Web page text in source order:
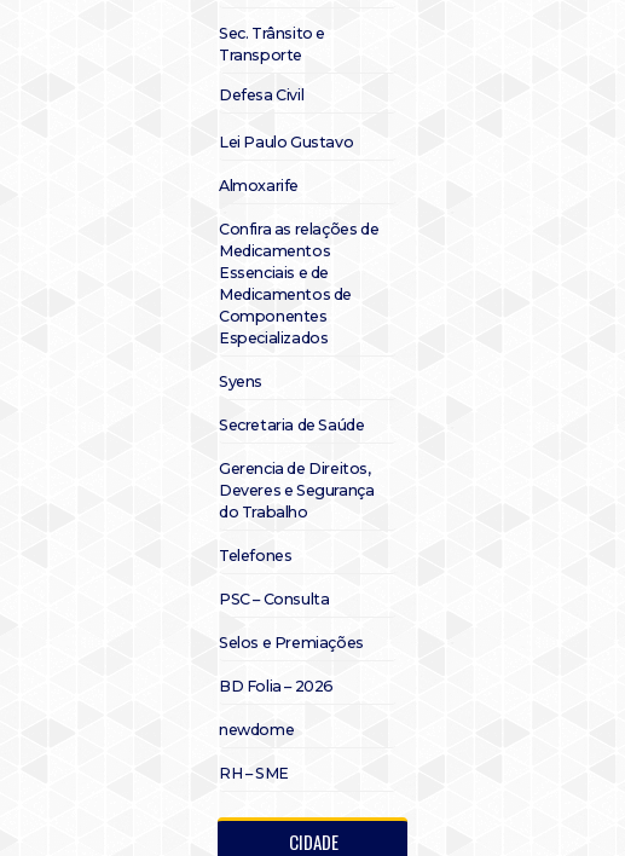
Sec. Trânsito e
Transporte
Defesa Civil
Lei Paulo Gustavo
Almoxarife
Confira as relações de
Medicamentos
Essenciais e de
Medicamentos de
Componentes
Especializados
Syens
Secretaria de Saúde
Gerencia de Direitos,
Deveres e Segurança
do Trabalho
Telefones
PSC – Consulta
Selos e Premiações
BD Folia – 2026
newdome
RH – SME
CIDADE